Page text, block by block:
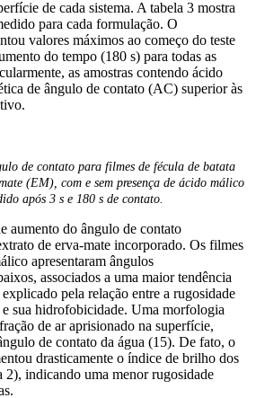
de cada sistema. A tabela 3 mostra
para cada formulação. O
valores máximos ao começo do teste
do tempo (180 s) para todas as
as amostras contendo ácido
de ângulo de contato (AC) superior às
de contato para filmes de fécula de batata
(EM), com e sem presença de ácido málico
após 3 s e 180 s de contato.
aumento do ângulo de contato
de erva-mate incorporado. Os filmes
apresentaram ângulos
associados a uma maior tendência
pela relação entre a rugosidade
sua hidrofobicidade. Uma morfologia
de ar aprisionado na superfície,
de contato da água (15). De fato, o
drasticamente o índice de brilho dos
2), indicando uma menor rugosidade